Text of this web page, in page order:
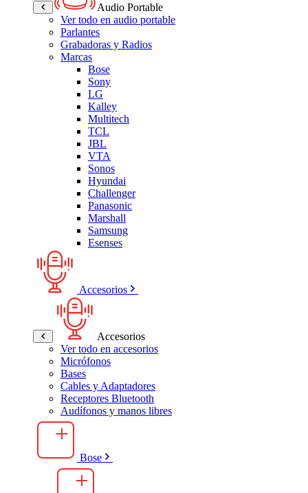
Audio Portable
Ver todo en audio portable
Parlantes
Grabadoras y Radios
Marcas
Bose
Sony
LG
Kalley
Multitech
TCL
JBL
VTA
Sonos
Hyundai
Challenger
Panasonic
Marshall
Samsung
Esenses
Accesorios
Accesorios
Ver todo en accesorios
Micrófonos
Bases
Cables y Adaptadores
Receptores Bluetooth
Audífonos y manos libres
Bose